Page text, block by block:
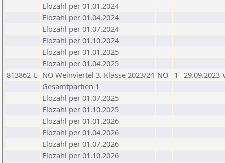
Elozahl per 01.01.2024
Elozahl per 01.04.2024
Elozahl per 01.07.2024
Elozahl per 01.10.2024
Elozahl per 01.01.2025
Elozahl per 01.04.2025
813862 E NÖ Weinviertel 3. Klasse 2023/24 NÖ 1 29.09.2023
Gesamtpartien 1
Elozahl per 01.07.2025
Elozahl per 01.10.2025
Elozahl per 01.01.2026
Elozahl per 01.04.2026
Elozahl per 01.07.2026
Elozahl per 01.10.2026